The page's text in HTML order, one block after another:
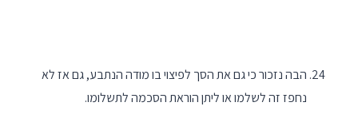
הבה נזכור כי גם את הסך לפיצוי בו מודה הנתבע, גם אז לא
נחפז זה לשלמו או ליתן הוראת הסכמה לתשלומו.